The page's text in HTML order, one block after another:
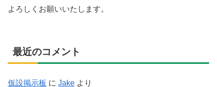
よろしくお願いいたします。
最近のコメント
仮設掲示板 に Jake より